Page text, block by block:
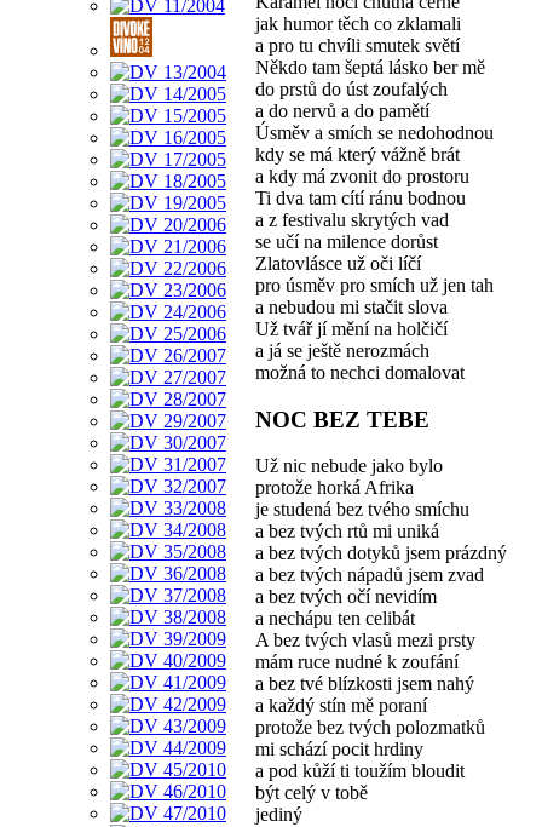
jak humor těch co zklamali
a pro tu chvíli smutek světí
Někdo tam šeptá lásko ber mě
do prstů do úst zoufalých
a do nervů a do pamětí
Úsměv a smích se nedohodnou
kdy se má který vážně brát
a kdy má zvonit do prostoru
Ti dva tam cítí ránu bodnou
a z festivalu skrytých vad
se učí na milence dorůst
Zlatovlásce už oči líčí
pro úsměv pro smích už jen tah
a nebudou mi stačit slova
Už tvář jí mění na holčičí
a já se ještě nerozmách
možná to nechci domalovat
NOC BEZ TEBE
Už nic nebude jako bylo
protože horká Afrika
je studená bez tvého smíchu
a bez tvých rtů mi uniká
a bez tvých dotyků jsem prázdný
a bez tvých nápadů jsem zvad
a bez tvých očí nevidím
a nechápu ten celibát
A bez tvých vlasů mezi prsty
mám ruce nudné k zoufání
a bez tvé blízkosti jsem nahý
a každý stín mě poraní
protože bez tvých polozmatků
mi schází pocit hrdiny
a pod kůží ti toužím bloudit
být celý v tobě
jediný